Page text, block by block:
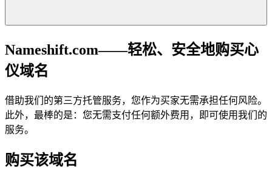
Nameshift.com——轻松、安全地购买心
仪域名
借助我们的第三方托管服务，您作为买家无需承担任何风险。
此外，最棒的是：您无需支付任何额外费用，即可使用我们的
服务。
购买该域名